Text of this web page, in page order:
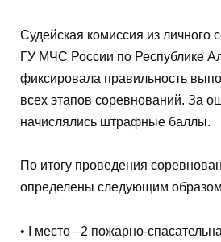
Судейская комиссия из личного
ГУ МЧС России по Республике
фиксировала правильность
всех этапов соревнований. За
начислялись штрафные баллы.
По итогу проведения
определены следующим
• I место –2 пожарно-